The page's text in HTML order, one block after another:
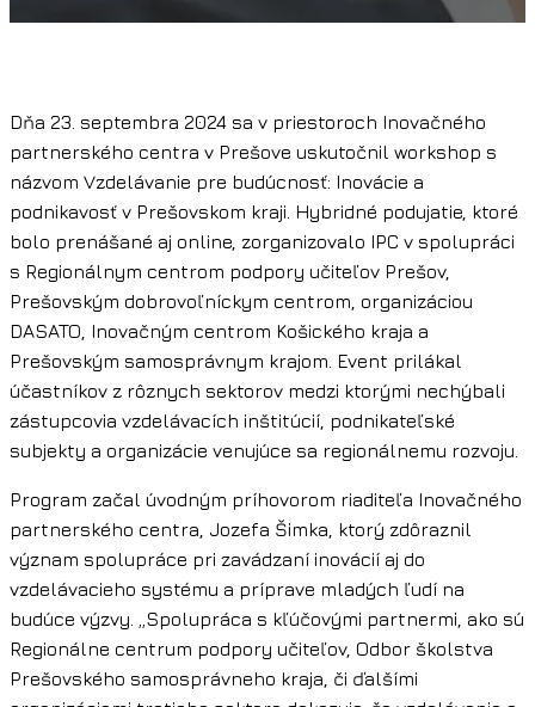
Dňa 23. septembra 2024 sa v priestoroch Inovačného
partnerského centra v Prešove uskutočnil workshop s
názvom Vzdelávanie pre budúcnosť: Inovácie a
podnikavosť v Prešovskom kraji. Hybridné podujatie, ktoré
bolo prenášané aj online, zorganizovalo IPC v spolupráci
s Regionálnym centrom podpory učiteľov Prešov,
Prešovským dobrovoľníckym centrom, organizáciou
DASATO, Inovačným centrom Košického kraja a
Prešovským samosprávnym krajom. Event prilákal
účastníkov z rôznych sektorov medzi ktorými nechýbali
zástupcovia vzdelávacích inštitúcií, podnikateľské
subjekty a organizácie venujúce sa regionálnemu rozvoju.
Program začal úvodným príhovorom riaditeľa Inovačného
partnerského centra, Jozefa Šimka, ktorý zdôraznil
význam spolupráce pri zavádzaní inovácií aj do
vzdelávacieho systému a príprave mladých ľudí na
budúce výzvy. „Spolupráca s kľúčovými partnermi, ako sú
Regionálne centrum podpory učiteľov, Odbor školstva
Prešovského samosprávneho kraja, či ďalšími